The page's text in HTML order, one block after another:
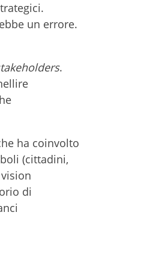
un errore.
.
ha coinvolto
(cittadini,
di